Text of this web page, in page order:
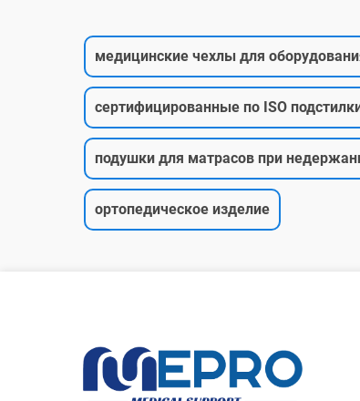
медицинские чехлы для
сертифицированные по ISO
подушки для матрасов при
ортопедическое изделие